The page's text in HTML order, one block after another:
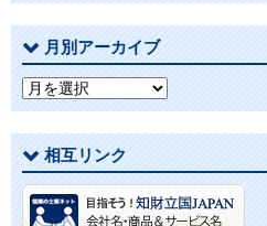
月別アーカイブ
月
別
ア
ー
カ
イ
相互リンク